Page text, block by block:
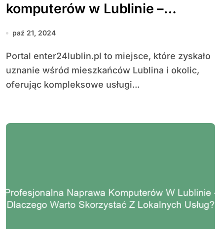
komputerów w Lublinie –
dlaczego warto skorzystać z
paź 21, 2024
Portal enter24lublin.pl to miejsce, które zyskało
uznanie wśród mieszkańców Lublina i okolic,
oferując kompleksowe usługi...